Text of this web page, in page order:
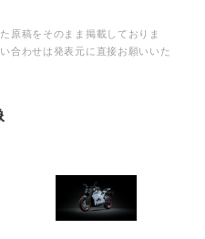
原稿をそのまま掲載しておりま
合わせは発表元に直接お願いいた